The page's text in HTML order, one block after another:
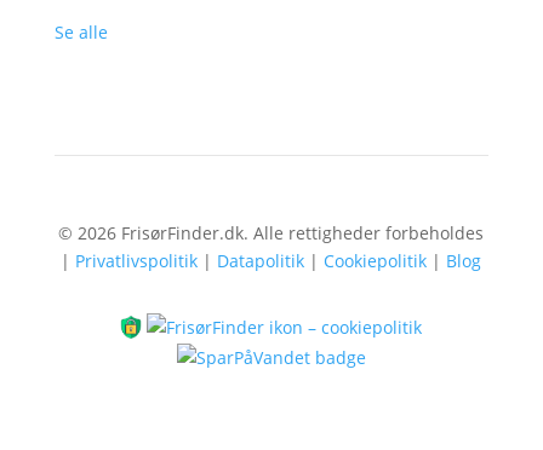
Se alle
© 2026 FrisørFinder.dk. Alle rettigheder forbeholdes
| Privatlivspolitik | Datapolitik | Cookiepolitik | Blog